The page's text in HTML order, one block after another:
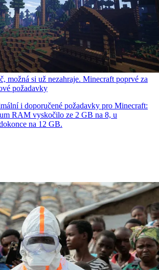
možná si už nezahraje. Minecraft poprvé za
požadavky
i doporučené požadavky pro Minecraft:
RAM vyskočilo ze 2 GB na 8, u
na 12 GB.